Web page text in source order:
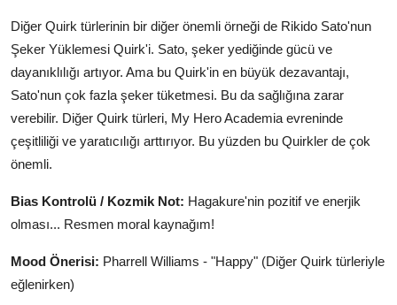
Diğer Quirk türlerinin bir diğer önemli örneği de Rikido Sato'nun
Şeker Yüklemesi Quirk'i. Sato, şeker yediğinde gücü ve
dayanıklılığı artıyor. Ama bu Quirk'in en büyük dezavantajı,
Sato'nun çok fazla şeker tüketmesi. Bu da sağlığına zarar
verebilir. Diğer Quirk türleri, My Hero Academia evreninde
çeşitliliği ve yaratıcılığı arttırıyor. Bu yüzden bu Quirkler de çok
önemli.
Bias Kontrolü / Kozmik Not: Hagakure'nin pozitif ve enerjik
olması... Resmen moral kaynağım!
Mood Önerisi: Pharrell Williams - "Happy" (Diğer Quirk türleriyle
eğlenirken)